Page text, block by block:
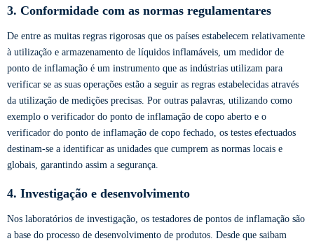
3. Conformidade com as normas regulamentares
De entre as muitas regras rigorosas que os países estabelecem relativamente
à utilização e armazenamento de líquidos inflamáveis, um medidor de
ponto de inflamação é um instrumento que as indústrias utilizam para
verificar se as suas operações estão a seguir as regras estabelecidas através
da utilização de medições precisas. Por outras palavras, utilizando como
exemplo o verificador do ponto de inflamação de copo aberto e o
verificador do ponto de inflamação de copo fechado, os testes efectuados
destinam-se a identificar as unidades que cumprem as normas locais e
globais, garantindo assim a segurança.
4. Investigação e desenvolvimento
Nos laboratórios de investigação, os testadores de pontos de inflamação são
a base do processo de desenvolvimento de produtos. Desde que saibam